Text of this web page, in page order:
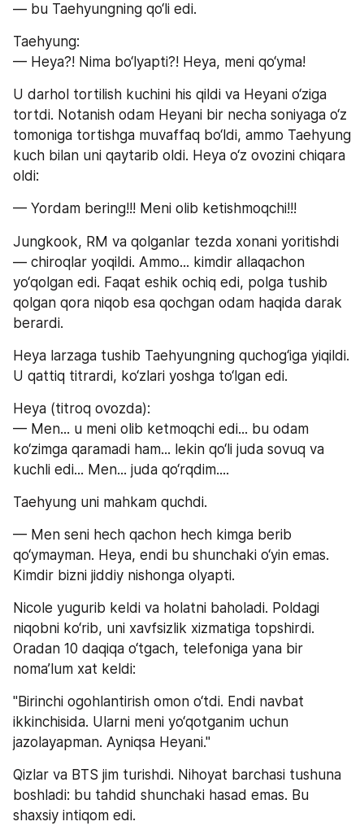
— bu Taehyungning qo‘li edi.
Taehyung:
— Heya?! Nima bo‘lyapti?! Heya, meni qo‘yma!
U darhol tortilish kuchini his qildi va Heyani o‘ziga
tortdi. Notanish odam Heyani bir necha soniyaga o‘z
tomoniga tortishga muvaffaq bo‘ldi, ammo Taehyung
kuch bilan uni qaytarib oldi. Heya o‘z ovozini chiqara
oldi:
— Yordam bering!!! Meni olib ketishmoqchi!!!
Jungkook, RM va qolganlar tezda xonani yoritishdi
— chiroqlar yoqildi. Ammo... kimdir allaqachon
yo‘qolgan edi. Faqat eshik ochiq edi, polga tushib
qolgan qora niqob esa qochgan odam haqida darak
berardi.
Heya larzaga tushib Taehyungning quchog‘iga yiqildi.
U qattiq titrardi, ko‘zlari yoshga to‘lgan edi.
Heya (titroq ovozda):
— Men... u meni olib ketmoqchi edi... bu odam
ko‘zimga qaramadi ham... lekin qo‘li juda sovuq va
kuchli edi... Men... juda qo‘rqdim....
Taehyung uni mahkam quchdi.
— Men seni hech qachon hech kimga berib
qo‘ymayman. Heya, endi bu shunchaki o‘yin emas.
Kimdir bizni jiddiy nishonga olyapti.
Nicole yugurib keldi va holatni baholadi. Poldagi
niqobni ko‘rib, uni xavfsizlik xizmatiga topshirdi.
Oradan 10 daqiqa o‘tgach, telefoniga yana bir
noma’lum xat keldi:
"Birinchi ogohlantirish omon o‘tdi. Endi navbat
ikkinchisida. Ularni meni yo‘qotganim uchun
jazolayapman. Ayniqsa Heyani."
Qizlar va BTS jim turishdi. Nihoyat barchasi tushuna
boshladi: bu tahdid shunchaki hasad emas. Bu
shaxsiy intiqom edi.